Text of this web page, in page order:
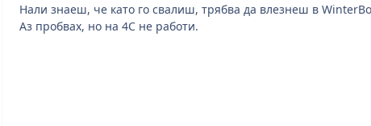
Нали знаеш, че като го свалиш, трябва да влезнеш в
Аз пробвах, но на 4С не работи.